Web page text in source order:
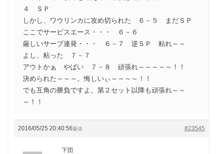
４ ＳＰ
しかし、ワウリンカに攻め切られた ６－５ まだＳＰ
ここでサービスエース・・・ ６－６
厳しいサーブ連発・・・ ６－７ 逆ＳＰ 粘れ～～
よし、粘った ７－７
アウトかぁ やばい ７－８ 頑張れ～～～～～！！
決められた～～～。悔しいぃ～～～～！！
でも互角の勝負ですよ。第２セット以降も頑張れ～～
～！！
2016/05/25 20:40:56 #23545
返信
下団